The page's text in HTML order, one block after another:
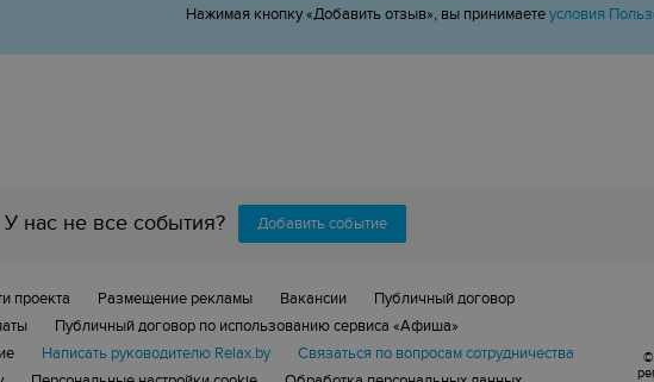
Нажимая кнопку «Добавить отзыв», вы принимаетеусловия
У нас не все события? Добавить событие
проекта Размещение рекламы Вакансии
Публичный договор
Публичный договор по использованию сервиса «Афиша»
Написать руководителю Relax.by
Связаться по вопросам сотрудничества
©